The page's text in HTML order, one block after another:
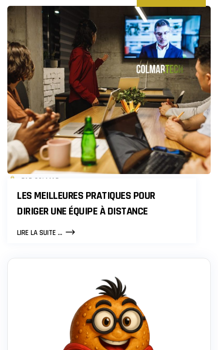
PAR COLMAR
LES MEILLEURES PRATIQUES POUR
DIRIGER UNE ÉQUIPE À DISTANCE
LIRE LA SUITE ...LES
POUR
DISTANCE